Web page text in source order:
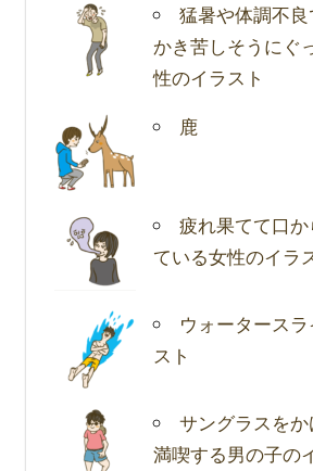
猛暑や体調不
かき苦しそうにぐ
性のイラスト
鹿
疲れ果てて口
ている女性のイラ
ウォータース
スト
サングラスを
満喫する男の子の